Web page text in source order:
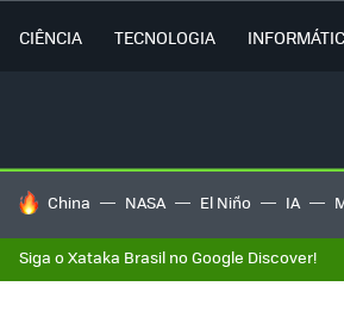
CIÊNCIA TECNOLOGIA
TENDÊNCIAS DO DIA
China NASA El Niño IA
Siga o Xataka Brasil no Google Discover!